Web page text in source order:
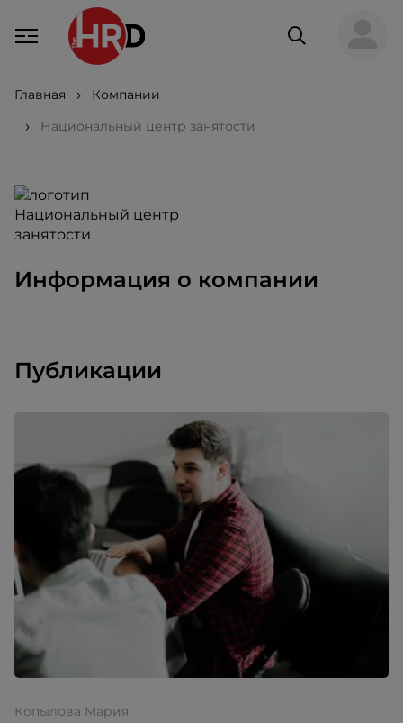
Главная
Компании
Национальный центр занятости
Информация о компании
Публикации
Копылова Мария